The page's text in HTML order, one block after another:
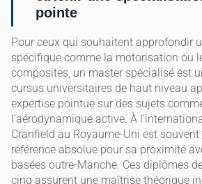
pointe
Pour ceux qui souhaitent approfondir
spécifique comme la motorisation ou
composites, un master spécialisé est
cursus universitaires de haut niveau
expertise pointue sur des sujets
l’aérodynamique active. À
Cranfield au Royaume-Uni est
référence absolue pour sa proximité
basées outre-Manche. Ces diplômes
cinq assurent une maîtrise théorique